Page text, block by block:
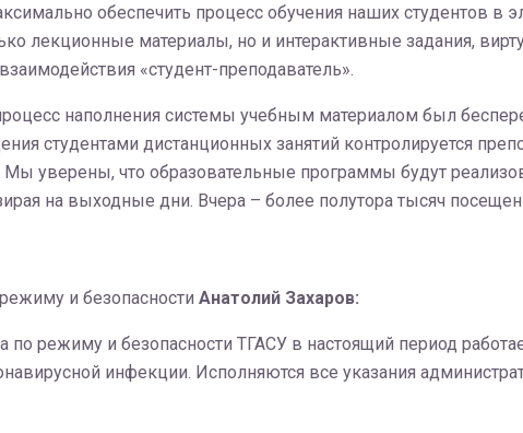
обеспечить процесс обучения наших студентов в
лекционные материалы, но и интерактивные задания,
«студент-преподаватель».
наполнения системы учебным материалом был
студентами дистанционных занятий контролируется
Мы уверены, что образовательные программы будут
на выходные дни. Вчера – более полутора тысяч
и безопасности Анатолий Захаров:
по режиму и безопасности ТГАСУ в настоящий период
инфекции. Исполняются все указания